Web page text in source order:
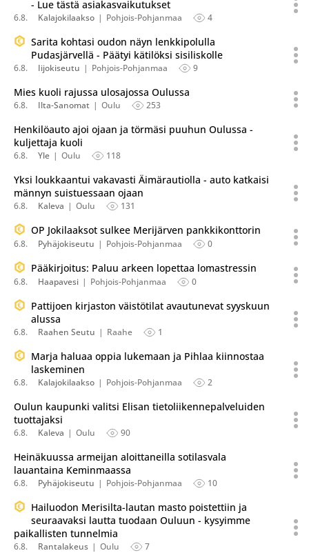
- Lue tästä asiakasvaikutukset
6.8. Kalajokilaakso Pohjois-Pohjanmaa 4
Sarita kohtasi oudon näyn lenkkipolulla
Pudasjärvellä - Päätyi kätilöksi sisiliskolle
6.8. Iijokiseutu Pohjois-Pohjanmaa 9
Mies kuoli rajussa ulosajossa Oulussa
6.8. Ilta-Sanomat Oulu 253
Henkilöauto ajoi ojaan ja törmäsi puuhun Oulussa -
kuljettaja kuoli
6.8. Yle Oulu 118
Yksi loukkaantui vakavasti Äimärautiolla - auto katkaisi
männyn suistuessaan ojaan
6.8. Kaleva Oulu 131
OP Jokilaaksot sulkee Merijärven pankkikonttorin
6.8. Pyhäjokiseutu Pohjois-Pohjanmaa 0
Pääkirjoitus: Paluu arkeen lopettaa lomastressin
6.8. Haapavesi Pohjois-Pohjanmaa 0
Pattijoen kirjaston väistötilat avautunevat syyskuun
alussa
6.8. Raahen Seutu Raahe 1
Marja haluaa oppia lukemaan ja Pihlaa kiinnostaa
laskeminen
6.8. Kalajokilaakso Pohjois-Pohjanmaa 2
Oulun kaupunki valitsi Elisan tietoliikennepalveluiden
tuottajaksi
6.8. Kaleva Oulu 90
Heinäkuussa armeijan aloittaneilla sotilasvala
lauantaina Keminmaassa
6.8. Pyhäjokiseutu Pohjois-Pohjanmaa 10
Hailuodon Merisilta-lautan masto poistettiin ja
seuraavaksi lautta tuodaan Ouluun - kysyimme
paikallisten tunnelmia
6.8. Rantalakeus Oulu 7